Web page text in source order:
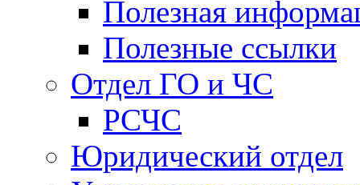
Полезная
Полезные ссылки
Отдел ГО и ЧС
РСЧС
Юридический отдел